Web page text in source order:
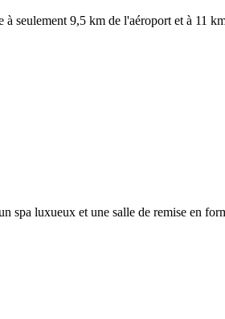
seulement 9,5 km de l'aéroport et à 11
luxueux et une salle de remise en